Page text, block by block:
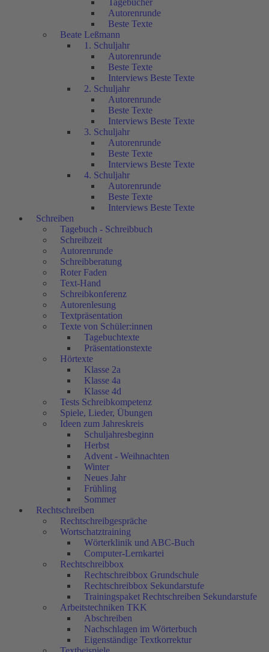
Autorenrunde
Beste Texte
Beate Leßmann
1. Schuljahr
Autorenrunde
Beste Texte
Interviews Beste Texte
2. Schuljahr
Autorenrunde
Beste Texte
Interviews Beste Texte
3. Schuljahr
Autorenrunde
Beste Texte
Interviews Beste Texte
4. Schuljahr
Autorenrunde
Beste Texte
Interviews Beste Texte
Schreiben
Tagebuch - Schreibbuch
Schreibzeit
Autorenrunde
Schreibberatung
Roter Faden
Text-Hand
Schreibkonferenz
Autorenlesung
Textpräsentation
Texte von Schüler:innen
Tagebuchtexte
Präsentationstexte
Hörtexte
Klasse 2a
Klasse 4a
Klasse 4d
Tests Schreibkompetenz
Spiele, Lieder, Übungen
Ideen zum Jahreskreis
Schuljahresbeginn
Herbst
Advent - Weihnachten
Winter
Neues Jahr
Frühling
Sommer
Rechtschreiben
Rechtschreibgespräche
Wortschatztraining
Wörterklinik und ABC-Buch
Computer-Lernkartei
Rechtschreibbox
Rechtschreibbox Grundschule
Rechtschreibbox Sekundarstufe
Trainingspaket Rechtschreiben Sekundarstufe
Arbeitstechniken TKK
Abschreiben
Nachschlagen im Wörterbuch
Eigenständige Textkorrektur